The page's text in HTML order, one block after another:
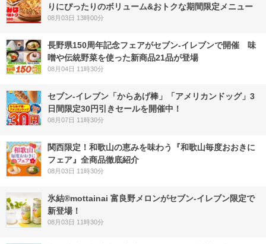
りにぴったりのボリューム&おトクな期間限定メニュー
08月03日 13時00分
長野県150周年記念フェアがセブン-イレブンで開催 味
噌や伝統野菜を使った新商品21品が登場
08月04日 11時30分
セブン‐イレブン「からあげ棒」「アメリカンドッグ」3
日間限定30円引きセールを開催中！
08月07日 11時30分
関西限定！和歌山の恵みを味わう『和歌山毎度おおきに
フェア』全商品徹底紹介
08月03日 11時30分
氷結®mottainai 富良野メロンがセブン‐イレブン限定で
新登場！
08月03日 11時30分